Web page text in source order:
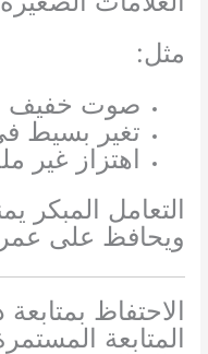
مثل:
صوت خفيف
تغير بسيط
اهتزاز غير
التعامل المبكر
ويحافظ على
الاحتفاظ
المتابعة